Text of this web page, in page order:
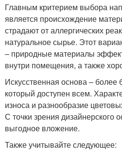
Главным критерием выбора
является происхождение
страдают от аллергических
натуральное сырье. Этот
– природные материалы
внутри помещения, а также
Искусственная основа –
который доступен всем.
износа и разнообразие
С точки зрения дизайнерского
выгодное вложение.
Также учитывайте следующее: